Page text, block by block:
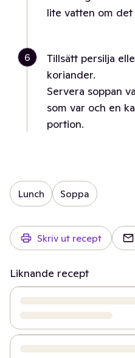
lite vatten om det
6
Tillsätt persilja
koriander.
Servera soppan
som var och en
portion.
Lunch Soppa
Skriv ut recept
Liknande recept